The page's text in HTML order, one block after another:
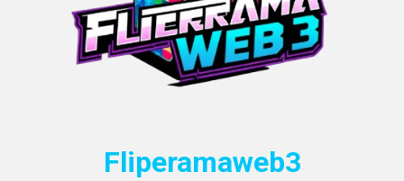
Fliperamaweb3